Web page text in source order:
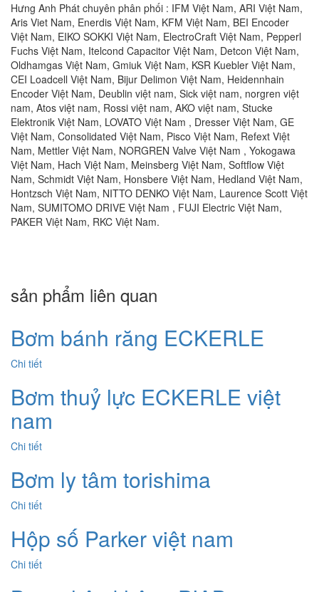
Hưng Anh Phát chuyên phân phối : IFM Việt Nam, ARI Việt Nam,
Aris Viet Nam, Enerdis Việt Nam, KFM Việt Nam, BEI Encoder
Việt Nam, EIKO SOKKI Việt Nam, ElectroCraft Việt Nam, Pepperl
Fuchs Việt Nam, Itelcond Capacitor Việt Nam, Detcon Việt Nam,
Oldhamgas Việt Nam, Gmiuk Việt Nam, KSR Kuebler Việt Nam,
CEI Loadcell Việt Nam, Bijur Delimon Việt Nam, Heidennhain
Encoder Việt Nam, Deublin việt nam, Sick việt nam, norgren việt
nam, Atos việt nam, Rossi việt nam, AKO việt nam, Stucke
Elektronik Việt Nam, LOVATO Việt Nam , Dresser Việt Nam, GE
Việt Nam, Consolidated Việt Nam, Pisco Việt Nam, Refext Việt
Nam, Mettler Việt Nam, NORGREN Valve Việt Nam , Yokogawa
Việt Nam, Hach Việt Nam, Meinsberg Việt Nam, Softflow Việt
Nam, Schmidt Việt Nam, Honsbere Việt Nam, Hedland Việt Nam,
Hontzsch Việt Nam, NITTO DENKO Việt Nam, Laurence Scott Việt
Nam, SUMITOMO DRIVE Việt Nam , FUJI Electric Việt Nam,
PAKER Việt Nam, RKC Việt Nam.
sản phẩm liên quan
Bơm bánh răng ECKERLE
Chi tiết
Bơm thuỷ lực ECKERLE việt
nam
Chi tiết
Bơm ly tâm torishima
Chi tiết
Hộp số Parker việt nam
Chi tiết